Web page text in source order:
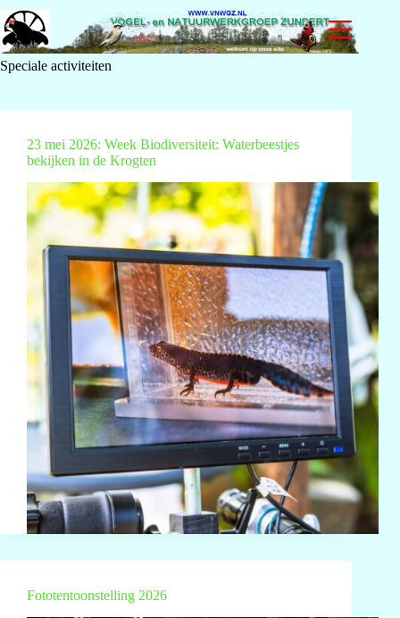
Ga
naar
de
inhoud
Speciale activiteiten
23 mei 2026: Week Biodiversiteit: Waterbeestjes
bekijken in de Krogten
Fototentoonstelling 2026